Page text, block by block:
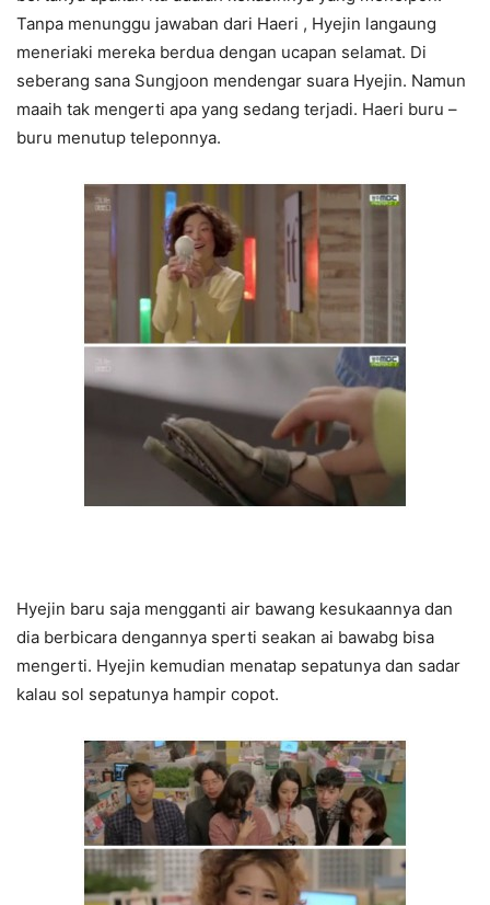
Tanpa menunggu jawaban dari Haeri , Hyejin langaung
meneriaki mereka berdua dengan ucapan selamat. Di
seberang sana Sungjoon mendengar suara Hyejin. Namun
maaih tak mengerti apa yang sedang terjadi. Haeri buru –
buru menutup teleponnya.
Hyejin baru saja mengganti air bawang kesukaannya dan
dia berbicara dengannya sperti seakan ai bawabg bisa
mengerti. Hyejin kemudian menatap sepatunya dan sadar
kalau sol sepatunya hampir copot.